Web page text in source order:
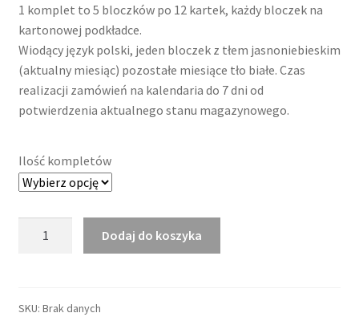
1 komplet to 5 bloczków po 12 kartek, każdy bloczek na
kartonowej podkładce.
Wiodący język polski, jeden bloczek z tłem jasnoniebieskim
(aktualny miesiąc) pozostałe miesiące tło białe. Czas
realizacji zamówień na kalendaria do 7 dni od
potwierdzenia aktualnego stanu magazynowego.
Ilość kompletów
International
Dodaj do koszyka
SKU: Brak danych